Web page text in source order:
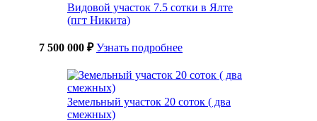
Видовой участок 7.5 сотки в Ялте
(пгт Никита)
7 500 000 ₽ Узнать подробнее
Земельный участок 20 соток ( два
смежных)